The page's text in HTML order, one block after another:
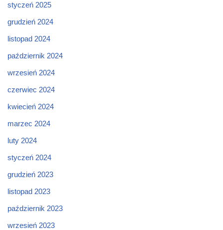
styczeń 2025
grudzień 2024
listopad 2024
październik 2024
wrzesień 2024
czerwiec 2024
kwiecień 2024
marzec 2024
luty 2024
styczeń 2024
grudzień 2023
listopad 2023
październik 2023
wrzesień 2023